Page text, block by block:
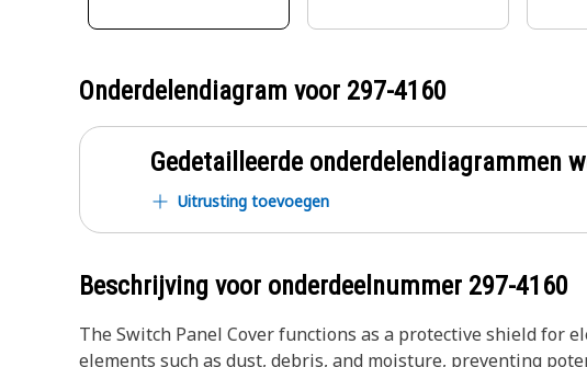
Onderdelendiagram voor 297-4160
Gedetailleerde onderdelendiagrammen
Uitrusting toevoegen
Beschrijving voor onderdeelnummer 297-4160
The Switch Panel Cover functions as a protective shield
elements such as dust, debris, and moisture, preventing